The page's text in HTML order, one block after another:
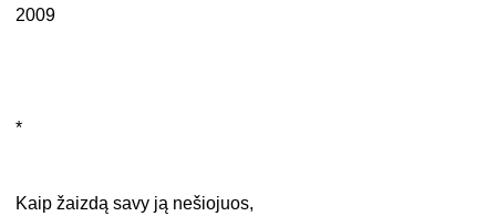
2009
*
Kaip žaizdą savy ją nešiojuos,